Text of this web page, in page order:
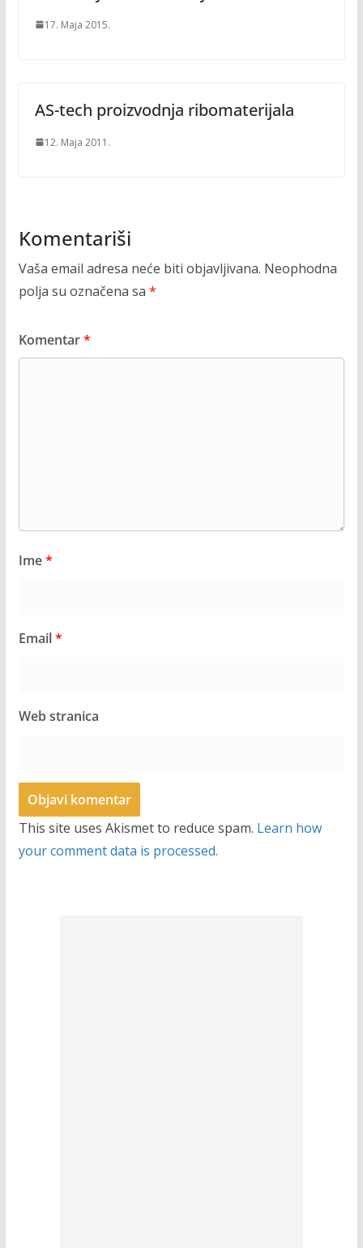
17. Maja 2015.
AS-tech proizvodnja ribomaterijala
12. Maja 2011.
Komentariši
Vaša email adresa neće biti objavljivana. Neophodna
polja su označena sa *
Komentar*
Ime*
Email*
Web stranica
This site uses Akismet to reduce spam. Learn how
your comment data is processed.